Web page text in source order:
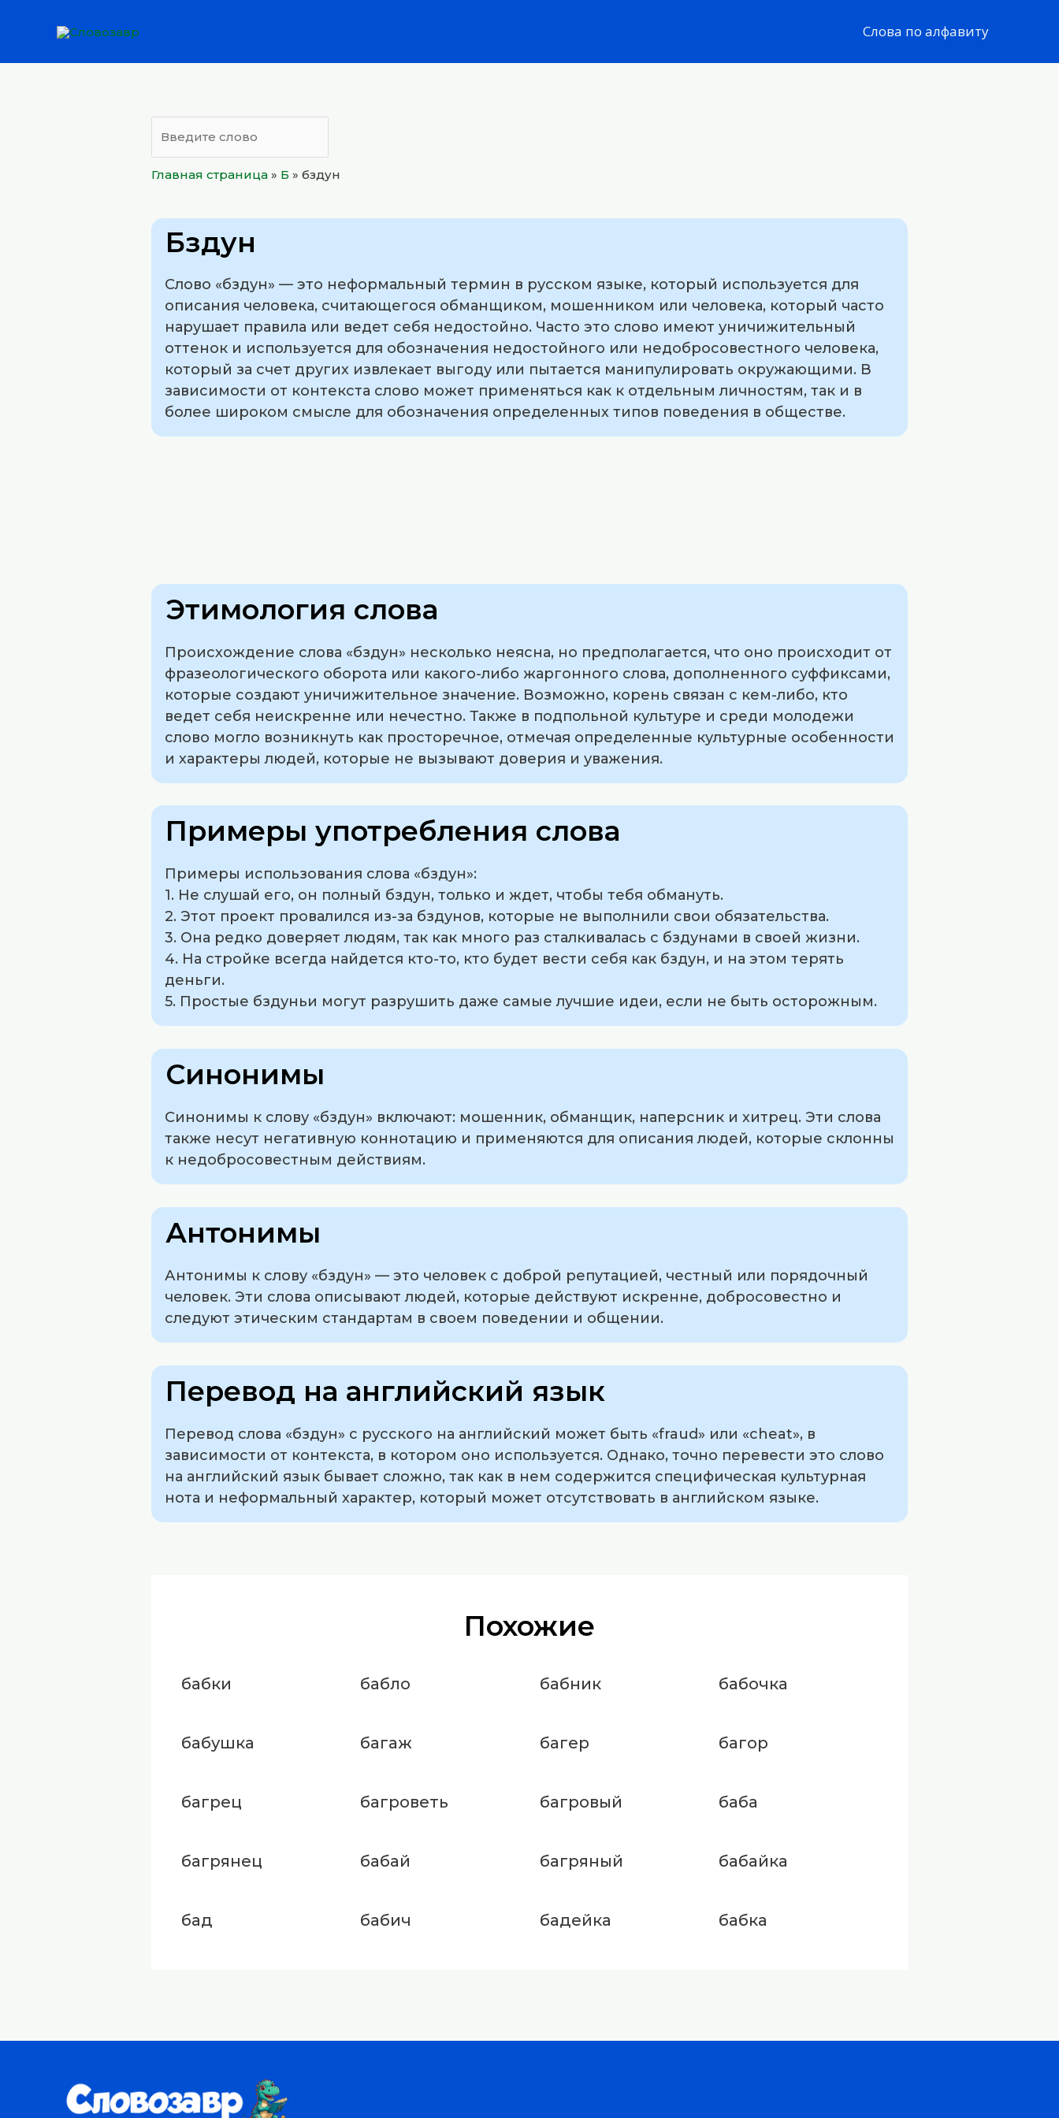
Слова по алфавиту
Главная страница » Б » бздун
Бздун
Слово «бздун» — это неформальный термин в русском языке, который используется для
описания человека, считающегося обманщиком, мошенником или человека, который часто
нарушает правила или ведет себя недостойно. Часто это слово имеют уничижительный
оттенок и используется для обозначения недостойного или недобросовестного человека,
который за счет других извлекает выгоду или пытается манипулировать окружающими. В
зависимости от контекста слово может применяться как к отдельным личностям, так и в
более широком смысле для обозначения определенных типов поведения в обществе.
Этимология слова
Происхождение слова «бздун» несколько неясна, но предполагается, что оно происходит от
фразеологического оборота или какого-либо жаргонного слова, дополненного суффиксами,
которые создают уничижительное значение. Возможно, корень связан с кем-либо, кто
ведет себя неискренне или нечестно. Также в подпольной культуре и среди молодежи
слово могло возникнуть как просторечное, отмечая определенные культурные особенности
и характеры людей, которые не вызывают доверия и уважения.
Примеры употребления слова
Примеры использования слова «бздун»:
1. Не слушай его, он полный бздун, только и ждет, чтобы тебя обмануть.
2. Этот проект провалился из-за бздунов, которые не выполнили свои обязательства.
3. Она редко доверяет людям, так как много раз сталкивалась с бздунами в своей жизни.
4. На стройке всегда найдется кто-то, кто будет вести себя как бздун, и на этом терять
деньги.
5. Простые бздуньи могут разрушить даже самые лучшие идеи, если не быть осторожным.
Синонимы
Синонимы к слову «бздун» включают: мошенник, обманщик, наперсник и хитрец. Эти слова
также несут негативную коннотацию и применяются для описания людей, которые склонны
к недобросовестным действиям.
Антонимы
Антонимы к слову «бздун» — это человек с доброй репутацией, честный или порядочный
человек. Эти слова описывают людей, которые действуют искренне, добросовестно и
следуют этическим стандартам в своем поведении и общении.
Перевод на английский язык
Перевод слова «бздун» с русского на английский может быть «fraud» или «cheat», в
зависимости от контекста, в котором оно используется. Однако, точно перевести это слово
на английский язык бывает сложно, так как в нем содержится специфическая культурная
нота и неформальный характер, который может отсутствовать в английском языке.
Похожие
бабки бабло бабник бабочка
бабушка багаж багер багор
багрец багроветь багровый баба
багрянец бабай багряный бабайка
бад бабич бадейка бабка